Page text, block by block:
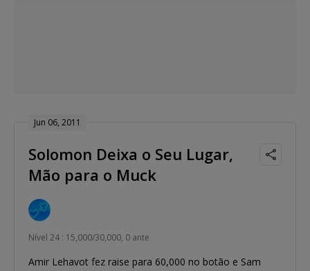
Jun 06, 2011
Solomon Deixa o Seu Lugar,
Mão para o Muck
Nível 24 : 15,000/30,000, 0 ante
Amir Lehavot fez raise para 60,000 no botão e Sam